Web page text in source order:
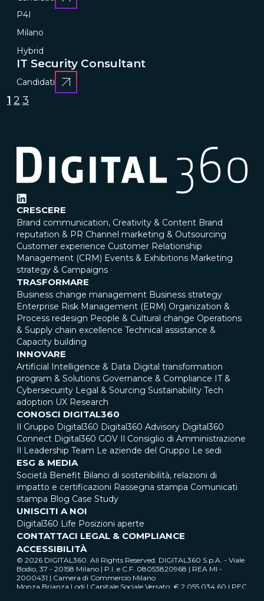
P4I
Milano
Hybrid
IT Security Consultant
Candidati
1 2 3
CRESCERE
Brand communication, Creativity & Content Brand
reputation & PR Channel marketing & Outsourcing
Customer experience Customer Relationship
Management (CRM) Events & Exhibitions Marketing
strategy & Campaigns
TRASFORMARE
Business change management Business strategy
Enterprise Risk Management (ERM) Organization &
Process redesign People & Cultural change Operations
& Supply chain excellence Technical assistance &
Capacity building
INNOVARE
Artificial Intelligence & Data Digital transformation
program & Solutions Governance & Compliance IT &
Cybersecurity Legal & Sourcing Sustainability Tech
adoption UX Research
CONOSCI DIGITAL360
Il Gruppo Digital360 Digital360 Advisory Digital360
Connect Digital360 GOV Il Consiglio di Amministrazione
Il Leadership Team Le aziende del Gruppo Le sedi
ESG & MEDIA
Società Benefit Bilanci di sostenibilità, relazioni di
impatto e certificazioni Rassegna stampa Comunicati
stampa Blog Case Study
UNISCITI A NOI
Digital360 Life Posizioni aperte
CONTATTACI LEGAL & COMPLIANCE
ACCESSIBILITÀ
© 2026 DIGITAL360. All Rights Reserved. DIGITAL360 S.p.A. - Viale
Bodio, 37 - 20158 Milano | P.I. e C.F. 08053820968 | REA MI -
2000431 | Camera di Commercio Milano
Monza Brianza Lodi | Capitale Sociale Versato: € 2.055.034,60 | PEC